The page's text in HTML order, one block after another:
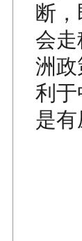
断
会
洲
利
是有